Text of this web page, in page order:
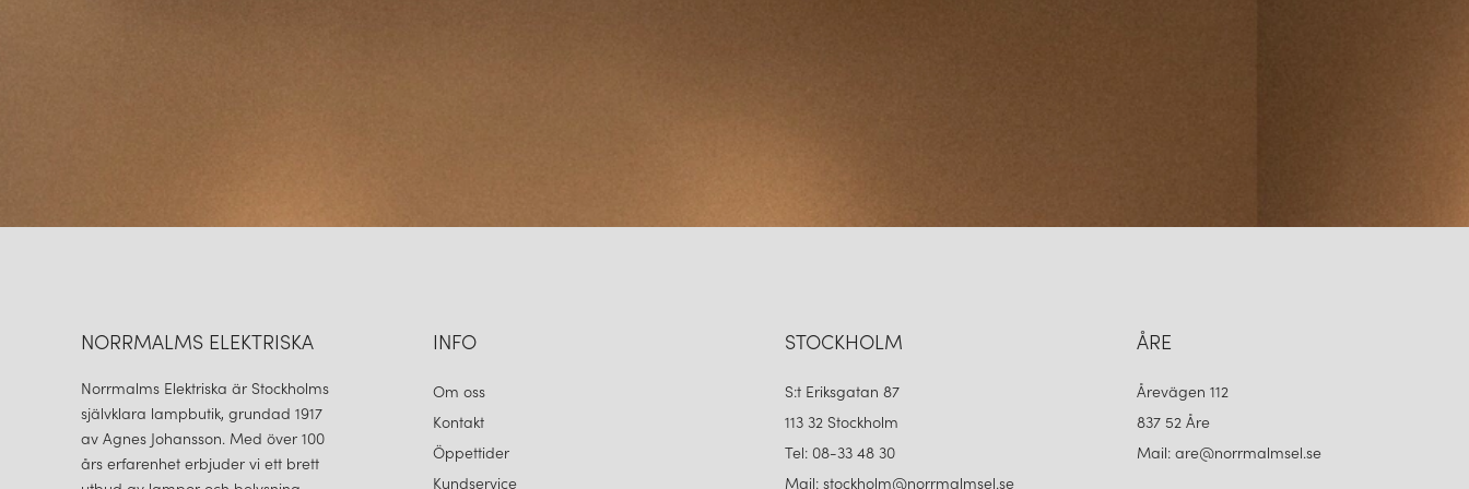
NORRMALMS ELEKTRISKA
Norrmalms Elektriska är Stockholms
självklara lampbutik, grundad 1917
av Agnes Johansson. Med över 100
års erfarenhet erbjuder vi ett brett
INFO
Om oss
Kontakt
Öppettider
Kundservice
STOCKHOLM
S:t Eriksgatan 87
113 32 Stockholm
Tel: 08-33 48 30
Mail: stockholm@norrmalmsel.se
ÅRE
Årevägen 112
837 52 Åre
Mail: are@norrmalmsel.se